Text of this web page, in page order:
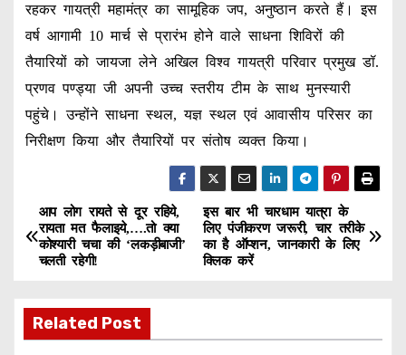
रहकर गायत्री महामंत्र का सामूहिक जप, अनुष्ठान करते हैं। इस
वर्ष आगामी 10 मार्च से प्रारंभ होने वाले साधना शिविरों की
तैयारियों को जायजा लेने अखिल विश्व गायत्री परिवार प्रमुख डॉ.
प्रणव पण्ड्या जी अपनी उच्च स्तरीय टीम के साथ मुनस्यारी
पहुंचे। उन्होंने साधना स्थल, यज्ञ स्थल एवं आवासीय परिसर का
निरीक्षण किया और तैयारियों पर संतोष व्यक्त किया।
P
o
t
इस बार भी चारधाम यात्रा के
लिए पंजीकरण जरूरी, चार तरीके
का है ऑप्शन, जानकारी के लिए
क्लिक करें
आप लोग रायते से दूर रहिये,
रायता मत फैलाइये,….तो क्या
कोश्यारी चचा की ‘लकड़ीबाजी’
चलती रहेगी!
Related Post